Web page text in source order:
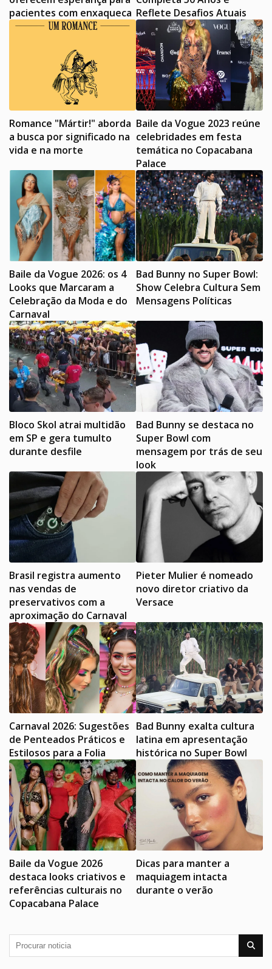
pacientes com enxaqueca Reflete Desafios Atuais
Romance "Mártir!" aborda
a busca por significado na
vida e na morte
Baile da Vogue 2023 reúne
celebridades em festa
temática no Copacabana
Palace
Baile da Vogue 2026: os 4
Looks que Marcaram a
Celebração da Moda e do
Carnaval
Bad Bunny no Super Bowl:
Show Celebra Cultura Sem
Mensagens Políticas
Bloco Skol atrai multidão
em SP e gera tumulto
durante desfile
Bad Bunny se destaca no
Super Bowl com
mensagem por trás de seu
look
Brasil registra aumento
nas vendas de
preservativos com a
aproximação do Carnaval
Pieter Mulier é nomeado
novo diretor criativo da
Versace
Carnaval 2026: Sugestões
de Penteados Práticos e
Estilosos para a Folia
Bad Bunny exalta cultura
latina em apresentação
histórica no Super Bowl
Baile da Vogue 2026
destaca looks criativos e
referências culturais no
Copacabana Palace
Dicas para manter a
maquiagem intacta
durante o verão